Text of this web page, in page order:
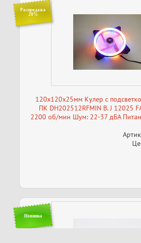
Распродажа
20%
120x120х25мм Кулер c
ПК DH202512RFMIN B. J 12025
2200 об/мин Шум: 22-37 дБА
Новинка